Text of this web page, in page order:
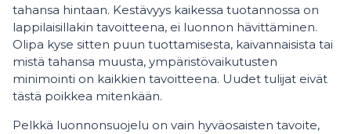
tahansa hintaan. Kestävyys kaikessa tuotannossa on
lappilaisillakin tavoitteena, ei luonnon hävittäminen.
Olipa kyse sitten puun tuottamisesta, kaivannaisista tai
mistä tahansa muusta, ympäristövaikutusten
minimointi on kaikkien tavoitteena. Uudet tulijat eivät
tästä poikkea mitenkään.
Pelkkä luonnonsuojelu on vain hyväosaisten tavoite,